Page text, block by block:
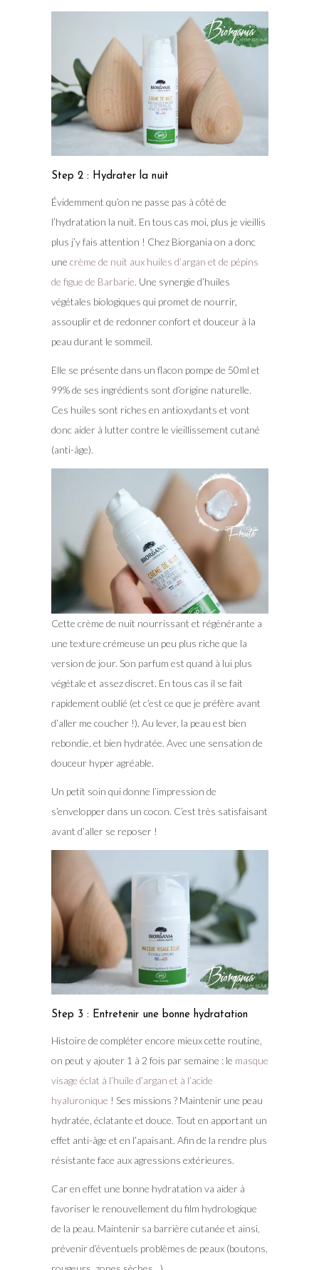
Step 2 : Hydrater la nuit
Évidemment qu’on ne passe pas à côté de
l’hydratation la nuit. En tous cas moi, plus je vieillis
plus j’y fais attention ! Chez Biorgania on a donc
une crème de nuit aux huiles d’argan et de pépins
de figue de Barbarie. Une synergie d’huiles
végétales biologiques qui promet de nourrir,
assouplir et de redonner confort et douceur à la
peau durant le sommeil.
Elle se présente dans un flacon pompe de 50ml et
99% de ses ingrédients sont d’origine naturelle.
Ces huiles sont riches en antioxydants et vont
donc aider à lutter contre le vieillissement cutané
(anti-âge).
Cette crème de nuit nourrissant et régénérante a
une texture crémeuse un peu plus riche que la
version de jour. Son parfum est quand à lui plus
végétale et assez discret. En tous cas il se fait
rapidement oublié (et c’est ce que je préfère avant
d’aller me coucher !). Au lever, la peau est bien
rebondie, et bien hydratée. Avec une sensation de
douceur hyper agréable.
Un petit soin qui donne l’impression de
s’envelopper dans un cocon. C’est très satisfaisant
avant d’aller se reposer !
Step 3 : Entretenir une bonne hydratation
Histoire de compléter encore mieux cette routine,
on peut y ajouter 1 à 2 fois par semaine : le masque
visage éclat à l’huile d’argan et à l’acide
hyaluronique ! Ses missions ? Maintenir une peau
hydratée, éclatante et douce. Tout en apportant un
effet anti-âge et en l’apaisant. Afin de la rendre plus
résistante face aux agressions extérieures.
Car en effet une bonne hydratation va aider à
favoriser le renouvellement du film hydrologique
de la peau. Maintenir sa barrière cutanée et ainsi,
prévenir d’éventuels problèmes de peaux (boutons,